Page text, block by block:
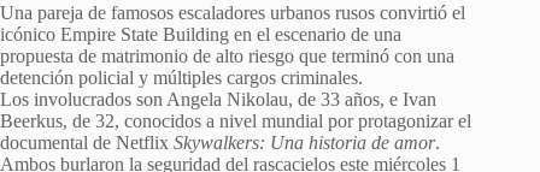
Una pareja de famosos escaladores urbanos rusos convirtió el
icónico Empire State Building en el escenario de una
propuesta de matrimonio de alto riesgo que terminó con una
detención policial y múltiples cargos criminales.
Los involucrados son Angela Nikolau, de 33 años, e Ivan
Beerkus, de 32, conocidos a nivel mundial por protagonizar el
documental de Netflix Skywalkers: Una historia de amor.
Ambos burlaron la seguridad del rascacielos este miércoles 1